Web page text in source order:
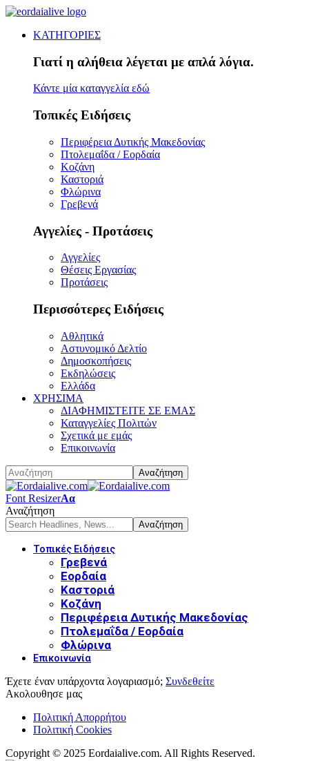
ΚΑΤΗΓΟΡΙΕΣ
Γιατί η αλήθεια λέγεται με απλά λόγια.
Κάντε μία καταγγελία εδώ
Τοπικές Ειδήσεις
Περιφέρεια Δυτικής Μακεδονίας
Πτολεμαΐδα / Εορδαία
Κοζάνη
Καστοριά
Φλώρινα
Γρεβενά
Αγγελίες - Προτάσεις
Αγγελίες
Θέσεις Εργασίας
Προτάσεις
Περισσότερες Ειδήσεις
Αθλητικά
Αστυνομικό Δελτίο
Δημοσκοπήσεις
Εκδηλώσεις
Ελλάδα
ΧΡΗΣΙΜΑ
ΔΙΑΦΗΜΙΣΤΕΙΤΕ ΣΕ ΕΜΑΣ
Καταγγελίες Πολιτών
Σχετικά με εμάς
Επικοινωνία
Font ResizerΑα
Αναζήτηση
Τοπικές Ειδήσεις
Γρεβενά
Εορδαία
Καστοριά
Κοζάνη
Περιφέρεια Δυτικής Μακεδονίας
Πτολεμαΐδα / Εορδαία
Φλώρινα
Επικοινωνία
Έχετε έναν υπάρχοντα λογαριασμό; Συνδεθείτε
Ακολουθησε μας
Πολιτική Απορρήτου
Πολιτική Cookies
Copyright © 2025 Eordaialive.com. All Rights Reserved.